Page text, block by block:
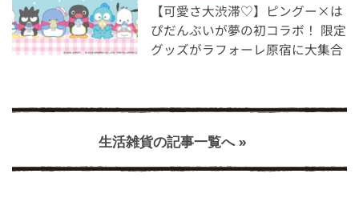
【可愛さ大渋滞♡】ピングー×は
ぴだんぶいが夢の初コラボ！ 限定
グッズがラフォーレ原宿に大集合
生活雑貨の記事一覧へ »